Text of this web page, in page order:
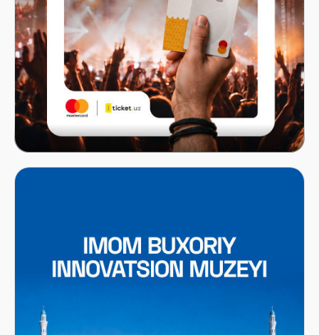
Mastercard x ITICKET.UZ